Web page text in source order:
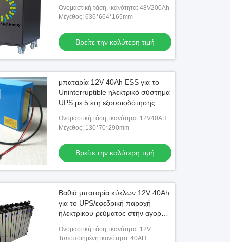
UPS
Ονομαστική τάση, ικανότητα: 48V200Ah
Μέγεθος: 636*664*165mm
Βρείτε την καλύτερη τιμή
μπαταρία 12V 40Ah ESS για το
Uninterruptible ηλεκτρικό σύστημα
UPS με 5 έτη εξουσιοδότησης
Ονομαστική τάση, ικανότητα: 12V40AH
Μέγεθος: 130*70*290mm
Βρείτε την καλύτερη τιμή
Βαθιά μπαταρία κύκλων 12V 40Ah
για το UPS/εφεδρική παροχή
ηλεκτρικού ρεύματος στην αγορά
Ονομαστική τάση, ικανότητα: 12V
Τυποποιημένη ικανότητα: 40AH